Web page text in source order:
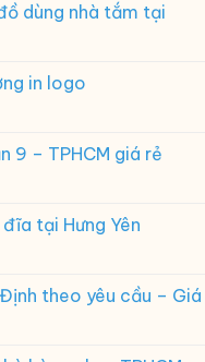
dùng nhà tắm tại
in logo
9 – TPHCM giá rẻ
tại Hưng Yên
theo yêu cầu – Giá